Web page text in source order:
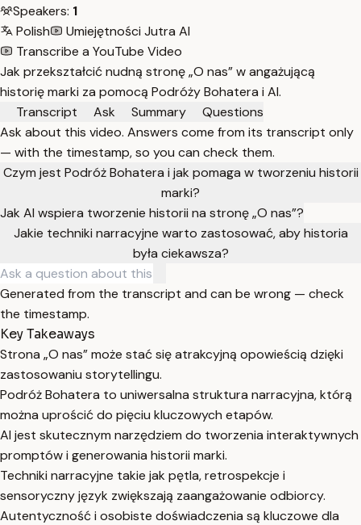
Speakers: 1
Polish
Umiejętności Jutra AI
Transcribe a YouTube Video
Jak przekształcić nudną stronę „O nas” w angażującą
historię marki za pomocą Podróży Bohatera i AI.
Transcript
Ask Summary
Questions
Ask about this video. Answers come from its transcript only
— with the timestamp, so you can check them.
Czym jest Podróż Bohatera i jak pomaga w tworzeniu historii
marki?
Jak AI wspiera tworzenie historii na stronę „O nas”?
Jakie techniki narracyjne warto zastosować, aby historia
była ciekawsza?
Generated from the transcript and can be wrong — check
the timestamp.
Key Takeaways
Strona „O nas” może stać się atrakcyjną opowieścią dzięki
zastosowaniu storytellingu.
Podróż Bohatera to uniwersalna struktura narracyjna, którą
można uprościć do pięciu kluczowych etapów.
AI jest skutecznym narzędziem do tworzenia interaktywnych
promptów i generowania historii marki.
Techniki narracyjne takie jak pętla, retrospekcje i
sensoryczny język zwiększają zaangażowanie odbiorcy.
Autentyczność i osobiste doświadczenia są kluczowe dla